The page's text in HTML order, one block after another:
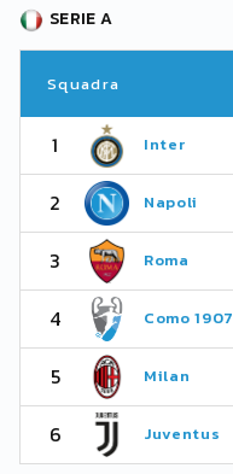
SERIE A
Squadra
1 Inter
2 Napoli
3 Roma
4 Como 1907
5 Milan
6 Juventus